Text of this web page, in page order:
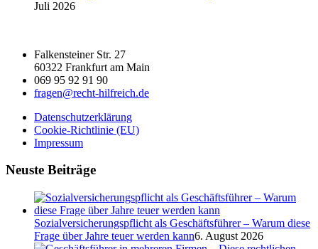
Juli 2026
Falkensteiner Str. 27
60322 Frankfurt am Main
069 95 92 91 90
fragen@recht-hilfreich.de
Datenschutzerklärung
Cookie-Richtlinie (EU)
Impressum
Neuste Beiträge
Sozialversicherungspflicht als Geschäftsführer – Warum diese
Frage über Jahre teuer werden kann6. August 2026